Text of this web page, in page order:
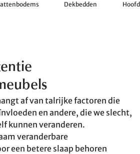
Dekbedden
af van talrijke factoren die
en andere, die we slecht,
kunnen veranderen.
veranderbare
een betere slaap behoren